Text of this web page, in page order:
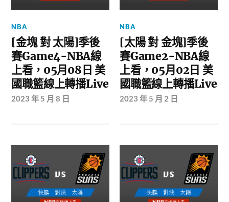
NBA
[金塊 對 太陽]季後
賽Game4-NBA線
上看，05月08日 美
國職籃線上轉播Live
2023 年 5 月 8 日
NBA
[太陽 對 金塊]季後
賽Game2-NBA線
上看，05月02日 美
國職籃線上轉播Live
2023 年 5 月 2 日